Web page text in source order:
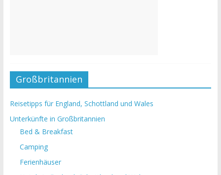
Großbritannien
Reisetipps für England, Schottland und Wales
Unterkünfte in Großbritannien
Bed & Breakfast
Camping
Ferienhäuser